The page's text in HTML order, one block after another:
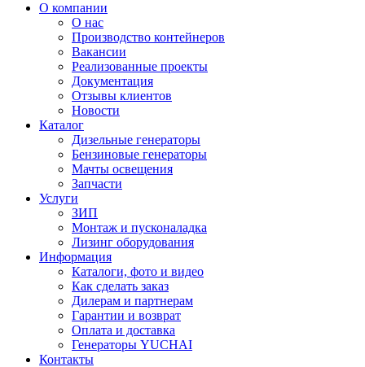
О компании
О нас
Производство контейнеров
Вакансии
Реализованные проекты
Документация
Отзывы клиентов
Новости
Каталог
Дизельные генераторы
Бензиновые генераторы
Мачты освещения
Запчасти
Услуги
ЗИП
Монтаж и пусконаладка
Лизинг оборудования
Информация
Каталоги, фото и видео
Как сделать заказ
Дилерам и партнерам
Гарантии и возврат
Оплата и доставка
Генераторы YUCHAI
Контакты